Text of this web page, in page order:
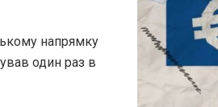
напрямку
один раз в